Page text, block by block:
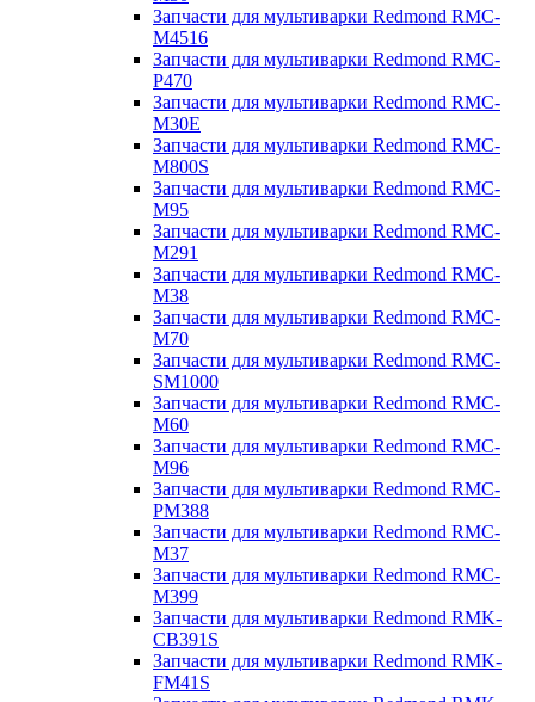
Запчасти для мультиварки Redmond RMC-
M4516
Запчасти для мультиварки Redmond RMC-
P470
Запчасти для мультиварки Redmond RMC-
M30E
Запчасти для мультиварки Redmond RMC-
M800S
Запчасти для мультиварки Redmond RMC-
M95
Запчасти для мультиварки Redmond RMC-
M291
Запчасти для мультиварки Redmond RMC-
M38
Запчасти для мультиварки Redmond RMC-
M70
Запчасти для мультиварки Redmond RMC-
SM1000
Запчасти для мультиварки Redmond RMC-
M60
Запчасти для мультиварки Redmond RMC-
M96
Запчасти для мультиварки Redmond RMC-
PM388
Запчасти для мультиварки Redmond RMC-
M37
Запчасти для мультиварки Redmond RMC-
M399
Запчасти для мультиварки Redmond RMK-
CB391S
Запчасти для мультиварки Redmond RMK-
FM41S